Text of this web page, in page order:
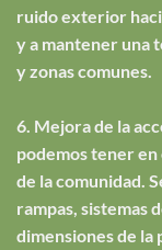
ruido exterior
y a mantener una
y zonas comunes.
6. Mejora de la
podemos tener en
de la comunidad.
rampas, sistemas
dimensiones de la